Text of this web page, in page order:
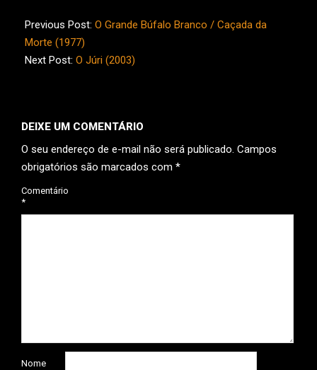
03-
15
Previous Post: O Grande Búfalo Branco / Caçada da
Morte (1977)
Next Post: O Júri (2003)
DEIXE UM COMENTÁRIO
O seu endereço de e-mail não será publicado. Campos
obrigatórios são marcados com *
Comentário
*
Nome